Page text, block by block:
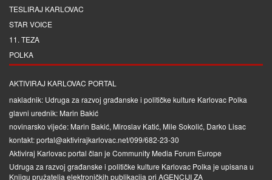
TESLIRAJ KARLOVAC
STAR VOICE
11. TEZA
POLKA
AKTIVIRAJ KARLOVAC PORTAL
nakladnik: Udruga za razvoj građanske i političke kulture Karlovac Polka
glavni urednik: Marin Bakić
novinarsko vijeće: Marin Bakić, Miroslav Katić, Mile Sokolić, Darko Lisac
kontakt: portal@aktivirajkarlovac.net/099/682-23-30
Aktiviraj Karlovac portal član je Community Media Forum Europe
Udruga za razvoj građanske i političke kulture Karlovac Polka je upisana u
Knjigu pružatelja elektroničkih publikacija pri AGENCIJI ZA